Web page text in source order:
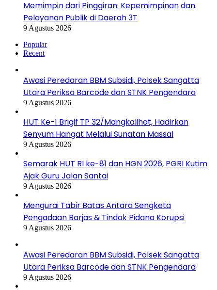
Memimpin dari Pinggiran: Kepemimpinan dan
Pelayanan Publik di Daerah 3T
9 Agustus 2026
Popular
Recent
Awasi Peredaran BBM Subsidi, Polsek Sangatta
Utara Periksa Barcode dan STNK Pengendara
9 Agustus 2026
HUT Ke-1 Brigif TP 32/Mangkalihat, Hadirkan
Senyum Hangat Melalui Sunatan Massal
9 Agustus 2026
Semarak HUT RI ke-81 dan HGN 2026, PGRI Kutim
Ajak Guru Jalan Santai
9 Agustus 2026
Mengurai Tabir Batas Antara Sengketa
Pengadaan Barjas & Tindak Pidana Korupsi
9 Agustus 2026
Awasi Peredaran BBM Subsidi, Polsek Sangatta
Utara Periksa Barcode dan STNK Pengendara
9 Agustus 2026